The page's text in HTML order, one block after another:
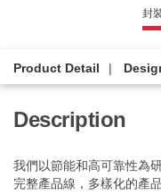
封
Product Detail
Description
我們以節能和高可靠性為
完整產品線，多樣化的產